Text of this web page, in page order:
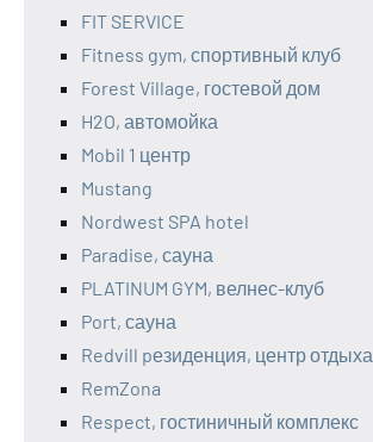
FIT SERVICE
Fitness gym, спортивный клуб
Forest Village, гостевой дом
H2O, автомойка
Mobil 1 центр
Mustang
Nordwest SPA hotel
Paradise, сауна
PLATINUM GYM, велнес-клуб
Port, сауна
Redvill pезиденция, центр отдыха
RemZona
Respect, гостиничный комплекс